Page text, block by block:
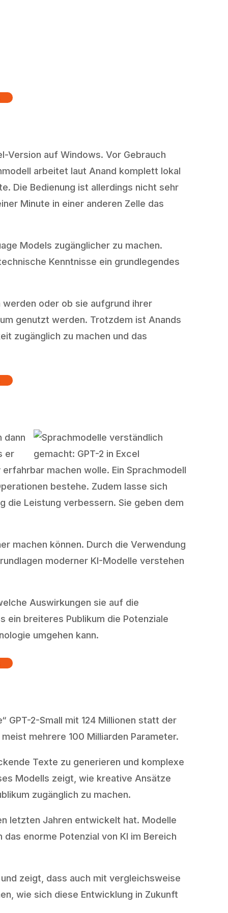
Version auf Windows. Vor Gebrauch
arbeitet laut Anand komplett lokal
Die Bedienung ist allerdings nicht sehr
Minute in einer anderen Zelle das
Models zugänglicher zu machen.
Kenntnisse ein grundlegendes
oder ob sie aufgrund ihrer
genutzt werden. Trotzdem ist Anands
zugänglich zu machen und das
dann
er
machen wolle. Ein Sprachmodell
bestehe. Zudem lasse sich
die Leistung verbessern. Sie geben dem
machen können. Durch die Verwendung
moderner KI-Modelle verstehen
Auswirkungen sie auf die
ein breiteres Publikum die Potenziale
umgehen kann.
GPT-2-Small mit 124 Millionen statt der
mehrere 100 Milliarden Parameter.
Texte zu generieren und komplexe
Modells zeigt, wie kreative Ansätze
zugänglich zu machen.
letzten Jahren entwickelt hat. Modelle
enorme Potenzial von KI im Bereich
zeigt, dass auch mit vergleichsweise
wie sich diese Entwicklung in Zukunft